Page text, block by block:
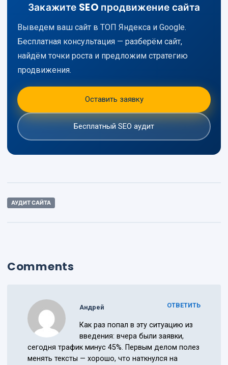
Закажите SEO продвижение сайта
Выведем ваш сайт в ТОП Яндекса и Google.
Бесплатная консультация — разберём сайт,
найдём точки роста и предложим стратегию
продвижения.
Оставить заявку
Бесплатный SEO аудит
АУДИТ САЙТА
Comments
ОТВЕТИТЬ
Андрей
Как раз попал в эту ситуацию из
введения: вчера были заявки,
сегодня трафик минус 45%. Первым делом полез
менять тексты — хорошо, что наткнулся на